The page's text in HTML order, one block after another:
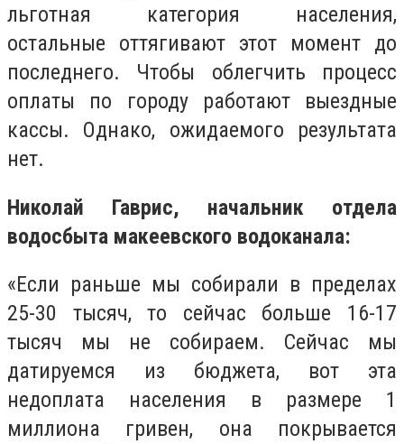
льготная категория населения,
остальные оттягивают этот момент до
последнего. Чтобы облегчить процесс
оплаты по городу работают выездные
кассы. Однако, ожидаемого результата
нет.
Николай Гаврис, начальник отдела
водосбыта макеевского водоканала:
«Если раньше мы собирали в пределах
25-30 тысяч, то сейчас больше 16-17
тысяч мы не собираем. Сейчас мы
датируемcя из бюджета, вот эта
недоплата населения в размере 1
миллиона гривен, она покрывается